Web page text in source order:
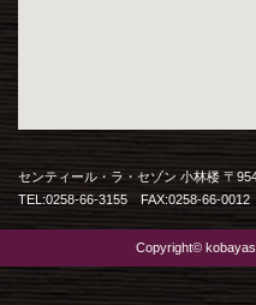
センティール・ラ・セゾン 小林楼 〒
TEL:0258-66-3155 FAX:0258-66-0012
Copyright©